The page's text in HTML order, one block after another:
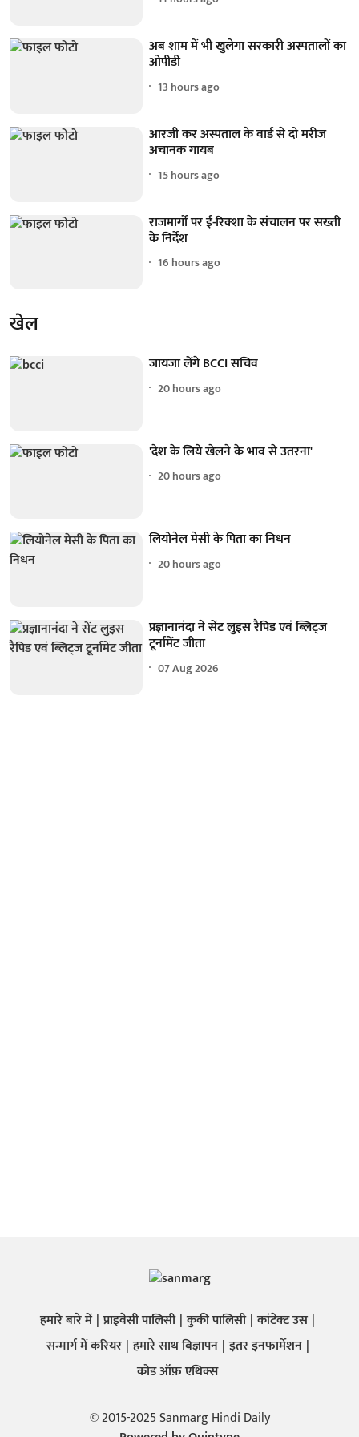
अब शाम में भी खुलेगा सरकारी अस्पतालों का
ओपीडी
13 hours ago
आरजी कर अस्पताल के वार्ड से दो मरीज
अचानक गायब
15 hours ago
राजमार्गों पर ई-रिक्शा के संचालन पर सख्ती
के निर्देश
16 hours ago
खेल
जायजा लेंगे BCCI सचिव
20 hours ago
'देश के लिये खेलने के भाव से उतरना'
20 hours ago
लियोनेल मेसी के पिता का निधन
20 hours ago
प्रज्ञानानंदा ने सेंट लुइस रैपिड एवं ब्लिट्ज
टूर्नामेंट जीता
07 Aug 2026
हमारे बारे में प्राइवेसी पालिसी कुकी पालिसी कांटेक्ट उस
सन्मार्ग में करियर हमारे साथ बिज्ञापन इतर इनफार्मेशन
कोड ऑफ़ एथिक्स
© 2015-2025 Sanmarg Hindi Daily